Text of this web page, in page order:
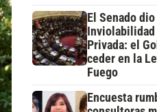
El Senado
Inviolabilidad
Privada: el
ceder en la
Fuego
Encuesta